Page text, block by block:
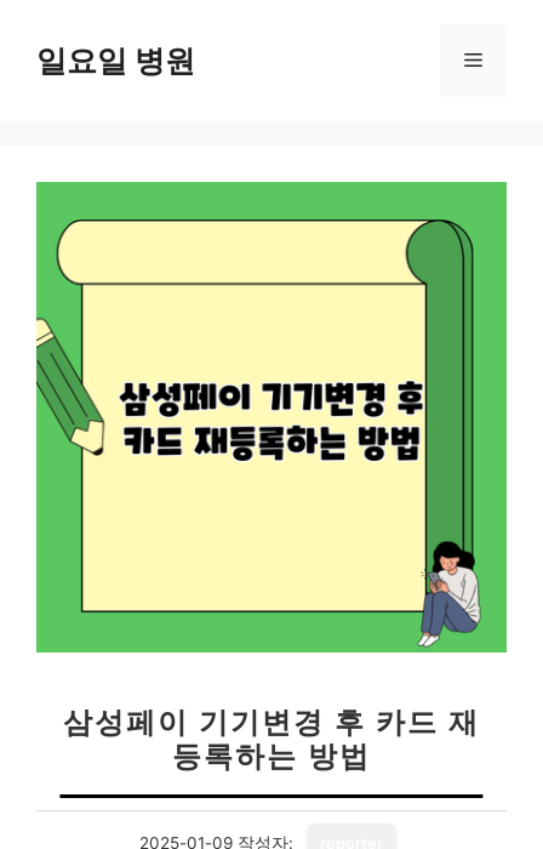
일요일 병원 메
삼성페이 기기변경 후 카드 재
등록하는 방법
2025-01-09 작성자: